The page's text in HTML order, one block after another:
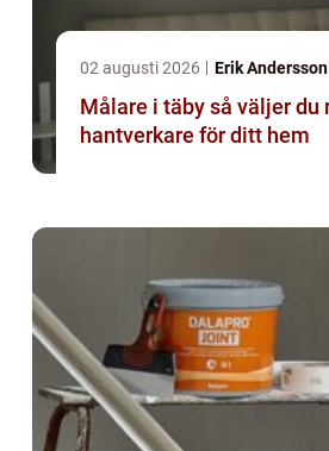
02 augusti 2026 Erik Andersson
Målare i täby så väljer du rätt
hantverkare för ditt hem